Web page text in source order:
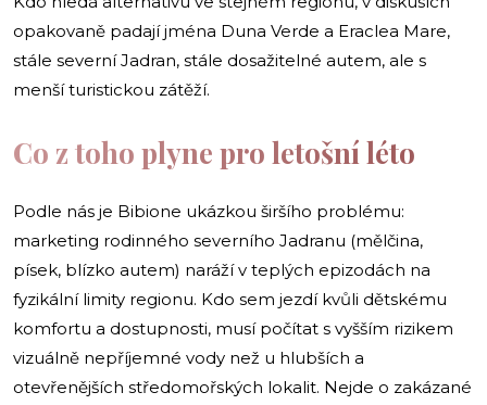
opakovaně padají jména Duna Verde a Eraclea Mare,
stále severní Jadran, stále dosažitelné autem, ale s
menší turistickou zátěží.
Co z toho plyne pro letošní léto
Podle nás je Bibione ukázkou širšího problému:
marketing rodinného severního Jadranu (mělčina,
písek, blízko autem) naráží v teplých epizodách na
fyzikální limity regionu. Kdo sem jezdí kvůli dětskému
komfortu a dostupnosti, musí počítat s vyšším rizikem
vizuálně nepříjemné vody než u hlubších a
otevřenějších středomořských lokalit. Nejde o zakázané